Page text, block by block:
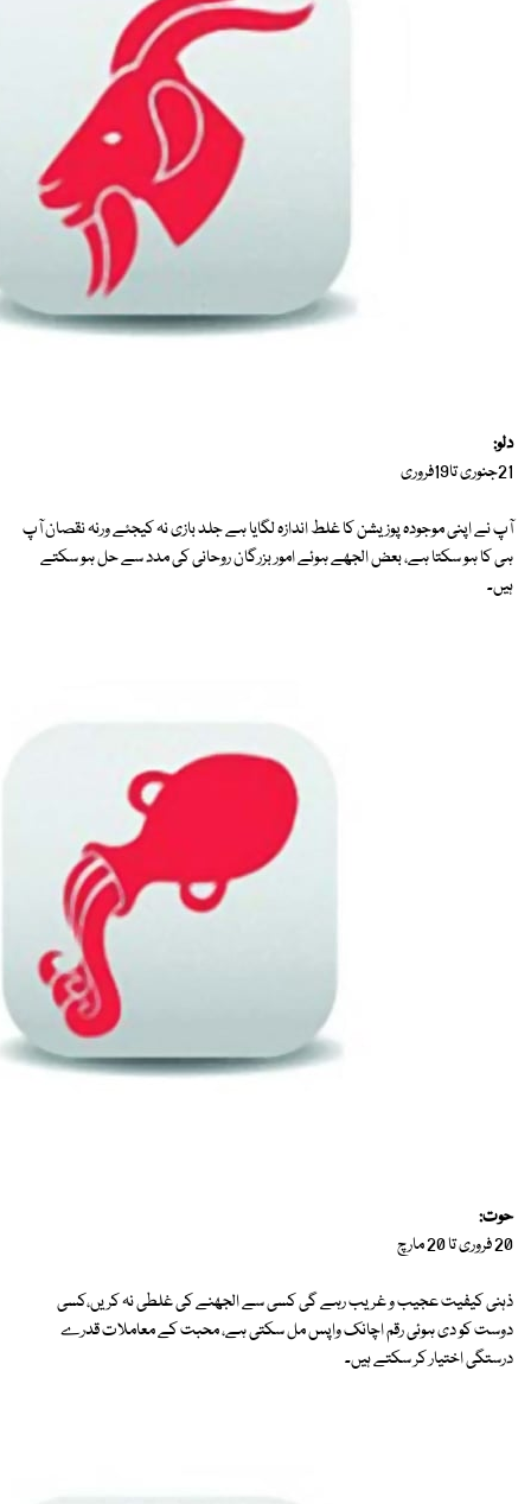
دلو:
21جنوری تا19فروری
آپ نے اپنی موجودہ پوزیشن کا غلط اندازہ لگایا ہے جلد بازی نہ کیجئے ورنہ نقصان آپ
ہی کا ہو سکتا ہے، بعض الجھے ہوئے امور بزرگان روحانی کی مدد سے حل ہو سکتے
ہیں۔
حوت:
20 فروری تا 20 مارچ
ذہنی کیفیت عجیب و غریب رہے گی کسی سے الجھنے کی غلطی نہ کریں،کسی
دوست کو دی ہوئی رقم اچانک واپس مل سکتی ہے، محبت کے معاملات قدرے
درستگی اختیار کر سکتے ہیں۔